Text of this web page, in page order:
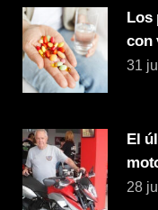
Los
con
31
El
28